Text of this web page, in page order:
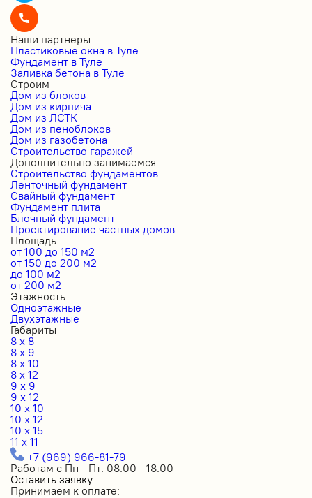
Наши партнеры
Пластиковые окна в Туле
Фундамент в Туле
Заливка бетона в Туле
Строим
Дом из блоков
Дом из кирпича
Дом из ЛСТК
Дом из пеноблоков
Дом из газобетона
Строительство гаражей
Дополнительно занимаемся:
Строительство фундаментов
Ленточный фундамент
Свайный фундамент
Фундамент плита
Блочный фундамент
Проектирование частных домов
Площадь
от 100 до 150 м2
от 150 до 200 м2
до 100 м2
от 200 м2
Этажность
Одноэтажные
Двухэтажные
Габариты
8 x 8
8 x 9
8 x 10
8 x 12
9 x 9
9 x 12
10 x 10
10 x 12
10 x 15
11 x 11
+7 (969) 966-81-79
Работам с Пн - Пт: 08:00 - 18:00
Оставить заявку
Принимаем к оплате: